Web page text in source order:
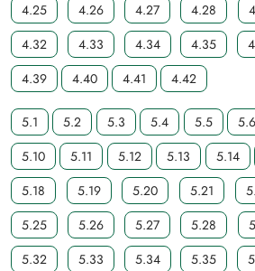
4.25
4.26 4.27 4.28
4.32
4.33 4.34 4.35
4.39
4.40 4.41 4.42
5.1 5.2 5.3 5.4 5.5 5.6
5.10
5.11 5.12 5.13 5.14
5.18
5.19 5.20 5.21
5.25
5.26 5.27 5.28
5.32
5.33 5.34 5.35